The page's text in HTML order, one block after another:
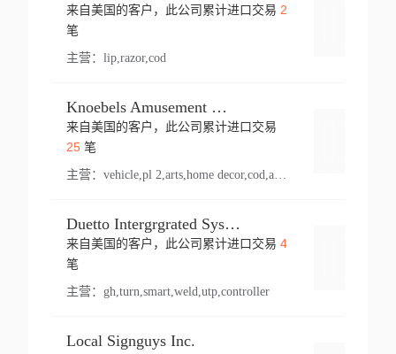
来自美国的客户，此公司累计进口交易 2
笔
主营： lip,razor,cod
Knoebels Amusement Resort
来自美国的客户，此公司累计进口交易
25笔
主营： vehicle,pl 2,arts,home decor,cod,amusement ride,sea
Duetto Intergrgrated Systems Inc.
来自美国的客户，此公司累计进口交易 4
笔
主营： gh,turn,smart,weld,utp,controller
Local Signguys Inc.